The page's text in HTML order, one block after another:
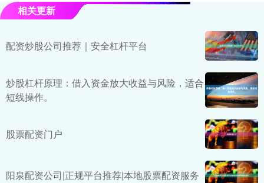
相关更新
配资炒股公司推荐｜安全杠杆平台
炒股杠杆原理：借入资金放大收益与风险，适合
短线操作。
股票配资门户
阳泉配资公司|正规平台推荐|本地股票配资服务